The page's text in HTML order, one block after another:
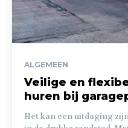
ALGEMEEN
Veilige en
huren bij
Het kan een uitdaging